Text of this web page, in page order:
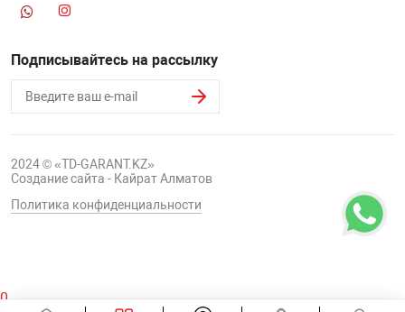
Подписывайтесь на рассылку
2024 © «TD-GARANT.KZ»
Создание сайта - Кайрат Алматов
Политика конфиденциальности
0